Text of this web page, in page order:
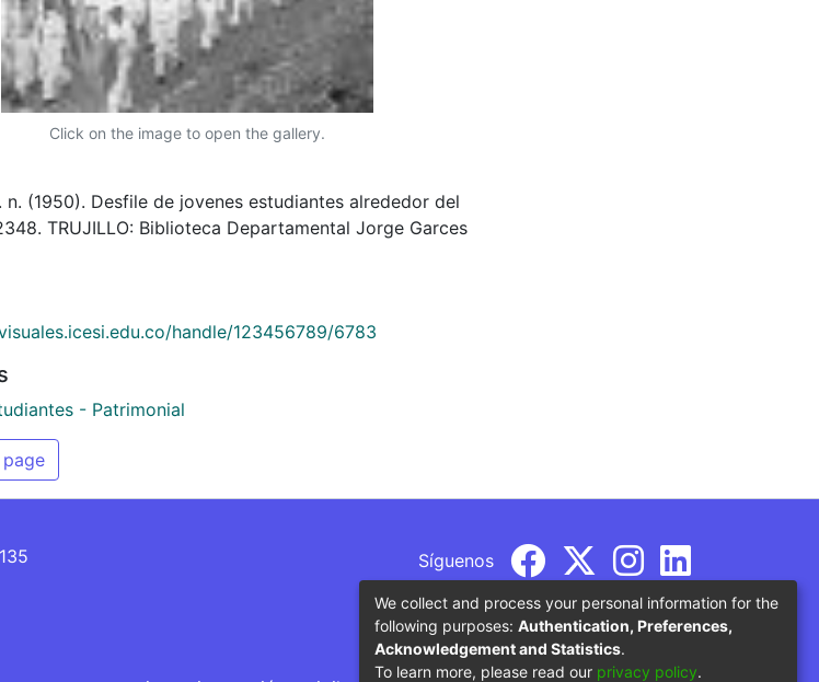
Click on the image to open the gallery.
n. (1950). Desfile de jovenes estudiantes alrededor del
TRUJILLO: Biblioteca Departamental Jorge Garces
handle/123456789/6783
- Patrimonial
Síguenos
We collect and process your personal information for the
following purposes: Authentication, Preferences,
Acknowledgement and Statistics.
To learn more, please read our privacy policy.